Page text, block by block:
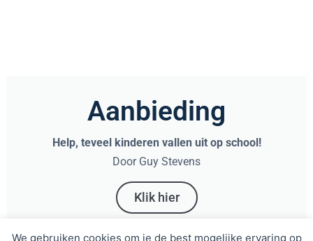
We gebruiken cookies om je de best mogelijke ervaring op
Aanbieding
Help, teveel kinderen vallen uit op school!
Door Guy Stevens
Klik hier